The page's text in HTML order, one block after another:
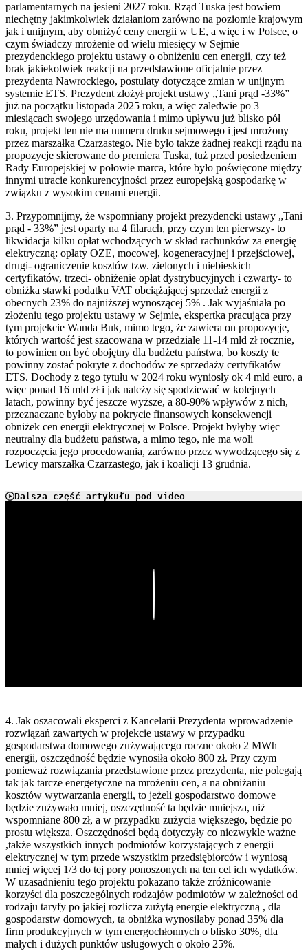
parlamentarnych na jesieni 2027 roku. Rząd Tuska jest bowiem
niechętny jakimkolwiek działaniom zarówno na poziomie krajowym
jak i unijnym, aby obniżyć ceny energii w UE, a więc i w Polsce, o
czym świadczy mrożenie od wielu miesięcy w Sejmie
prezydenckiego projektu ustawy o obniżeniu cen energii, czy też
brak jakiekolwiek reakcji na przedstawione oficjalnie przez
prezydenta Nawrockiego, postulaty dotyczące zmian w unijnym
systemie ETS. Prezydent złożył projekt ustawy „Tani prąd -33%”
już na początku listopada 2025 roku, a więc zaledwie po 3
miesiącach swojego urzędowania i mimo upływu już blisko pół
roku, projekt ten nie ma numeru druku sejmowego i jest mrożony
przez marszałka Czarzastego. Nie było także żadnej reakcji rządu na
propozycje skierowane do premiera Tuska, tuż przed posiedzeniem
Rady Europejskiej w połowie marca, które było poświęcone między
innymi utracie konkurencyjności przez europejską gospodarkę w
związku z wysokim cenami energii.
3. Przypomnijmy, że wspomniany projekt prezydencki ustawy „Tani
prąd - 33%” jest oparty na 4 filarach, przy czym ten pierwszy- to
likwidacja kilku opłat wchodzących w skład rachunków za energię
elektryczną: opłaty OZE, mocowej, kogeneracyjnej i przejściowej,
drugi- ograniczenie kosztów tzw. zielonych i niebieskich
certyfikatów, trzeci- obniżenie opłat dystrybucyjnych i czwarty- to
obniżka stawki podatku VAT obciążającej sprzedaż energii z
obecnych 23% do najniższej wynoszącej 5% . Jak wyjaśniała po
złożeniu tego projektu ustawy w Sejmie, ekspertka pracująca przy
tym projekcie Wanda Buk, mimo tego, że zawiera on propozycje,
których wartość jest szacowana w przedziale 11-14 mld zł rocznie,
to powinien on być obojętny dla budżetu państwa, bo koszty te
powinny zostać pokryte z dochodów ze sprzedaży certyfikatów
ETS. Dochody z tego tytułu w 2024 roku wyniosły ok 4 mld euro, a
więc ponad 16 mld zł i jak należy się spodziewać w kolejnych
latach, powinny być jeszcze wyższe, a 80-90% wpływów z nich,
przeznaczane byłoby na pokrycie finansowych konsekwencji
obniżek cen energii elektrycznej w Polsce. Projekt byłyby więc
neutralny dla budżetu państwa, a mimo tego, nie ma woli
rozpoczęcia jego procedowania, zarówno przez wywodzącego się z
Lewicy marszałka Czarzastego, jak i koalicji 13 grudnia.
Dalsza część artykułu pod video
4. Jak oszacowali eksperci z Kancelarii Prezydenta wprowadzenie
rozwiązań zawartych w projekcie ustawy w przypadku
gospodarstwa domowego zużywającego roczne około 2 MWh
energii, oszczędność będzie wynosiła około 800 zł. Przy czym
ponieważ rozwiązania przedstawione przez prezydenta, nie polegają
tak jak tarcze energetyczne na mrożeniu cen, a na obniżaniu
kosztów wytwarzania energii, to jeżeli gospodarstwo domowe
będzie zużywało mniej, oszczędność ta będzie mniejsza, niż
wspomniane 800 zł, a w przypadku zużycia większego, będzie po
prostu większa. Oszczędności będą dotyczyły co niezwykle ważne
,także wszystkich innych podmiotów korzystających z energii
elektrycznej w tym przede wszystkim przedsiębiorców i wyniosą
mniej więcej 1/3 do tej pory ponoszonych na ten cel ich wydatków.
W uzasadnieniu tego projektu pokazano także zróżnicowanie
korzyści dla poszczególnych rodzajów podmiotów w zależności od
rodzaju taryfy po jakiej rozlicza zużytą energie elektryczną , dla
gospodarstw domowych, ta obniżka wynosiłaby ponad 35% dla
firm produkcyjnych w tym energochłonnych o blisko 30%, dla
małych i dużych punktów usługowych o około 25%.